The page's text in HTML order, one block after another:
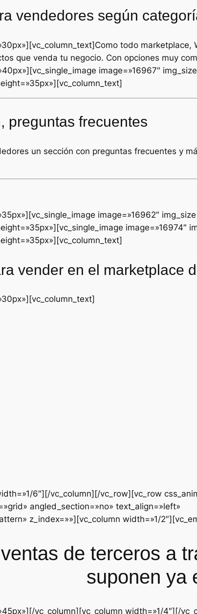
vendedores según
todo
que venda tu negocio. Con opciones muy
image=»16967″
preguntas frecuentes
un sección con preguntas frecuentes y
image=»16962″
image=»16974″
vender en el marketplace
6″][/vc_column][/vc_row][vc_row
angled_section=»no» text_align=»left»
z_index=»»][vc_column width=»1/
de terceros a
suponen ya
vc_column][vc_column width=»1/4″][/